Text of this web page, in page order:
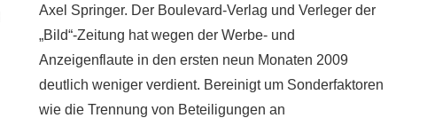
Axel Springer. Der Boulevard-Verlag und Verleger der
„Bild“-Zeitung hat wegen der Werbe- und
Anzeigenflaute in den ersten neun Monaten 2009
deutlich weniger verdient. Bereinigt um Sonderfaktoren
wie die Trennung von Beteiligungen an